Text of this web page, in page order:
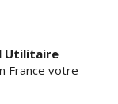
Utilitaire
France votre